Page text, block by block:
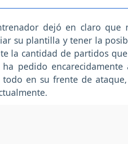
dejó en claro que
su plantilla y tener la
la cantidad de partidos
pedido
en su frente de